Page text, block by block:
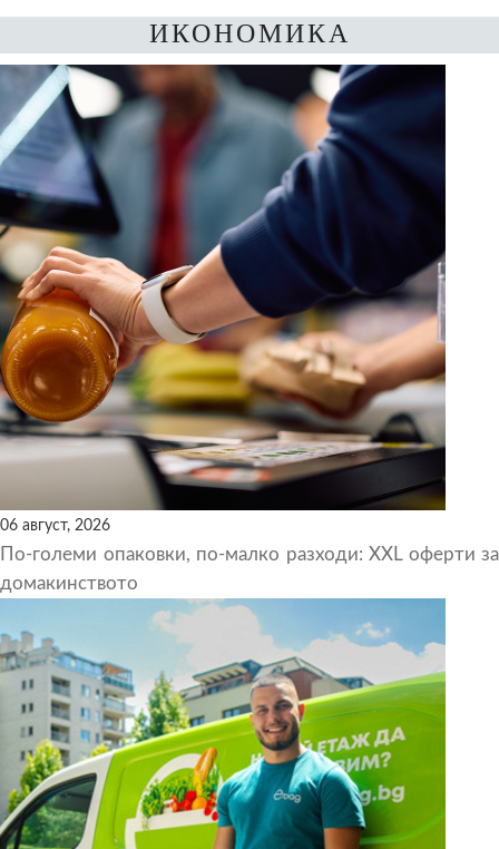
ИКОНОМИКА
06 август, 2026
По-големи опаковки, по-малко разходи: XXL оферти за
домакинството